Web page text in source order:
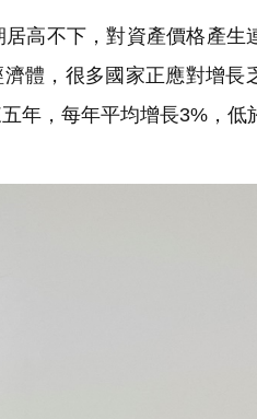
高不下，對資產價格產生
體，很多國家正應對增長
年，每年平均增長3%，低